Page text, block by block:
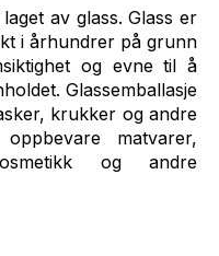
av glass. Glass er
i århundrer på grunn
og evne til å
Glassemballasje
krukker og andre
matvarer,
og andre